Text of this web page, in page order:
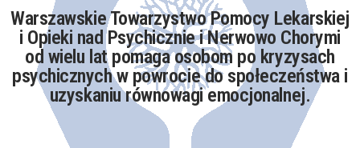
Warszawskie Towarzystwo Pomocy Lekarskiej
i Opieki nad Psychicznie i Nerwowo Chorymi
od wielu lat pomaga osobom po kryzysach
psychicznych w powrocie do społeczeństwa i
uzyskaniu równowagi emocjonalnej.​